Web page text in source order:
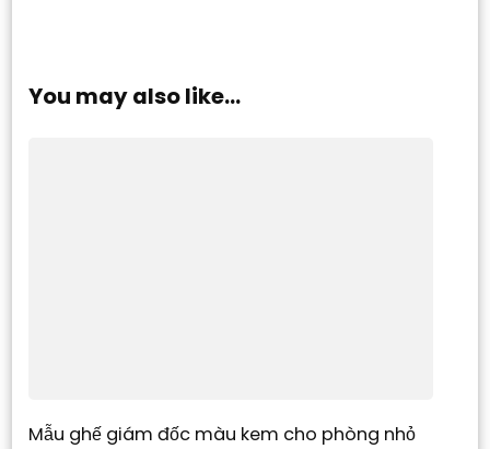
You may also like...
Mẫu ghế giám đốc màu kem cho phòng nhỏ